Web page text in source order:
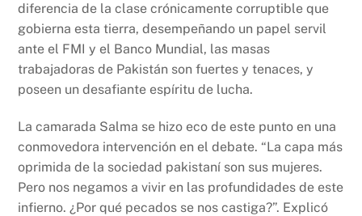
diferencia de la clase crónicamente corruptible que
gobierna esta tierra, desempeñando un papel servil
ante el FMI y el Banco Mundial, las masas
trabajadoras de Pakistán son fuertes y tenaces, y
poseen un desafiante espíritu de lucha.
La camarada Salma se hizo eco de este punto en una
conmovedora intervención en el debate. “La capa más
oprimida de la sociedad pakistaní son sus mujeres.
Pero nos negamos a vivir en las profundidades de este
infierno. ¿Por qué pecados se nos castiga?”. Explicó